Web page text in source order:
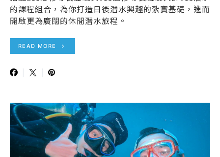
的課程組合，為你打造日後潛水興趣的紮實基礎，進而
開啟更為廣闊的休閒潛水旅程。
READ MORE